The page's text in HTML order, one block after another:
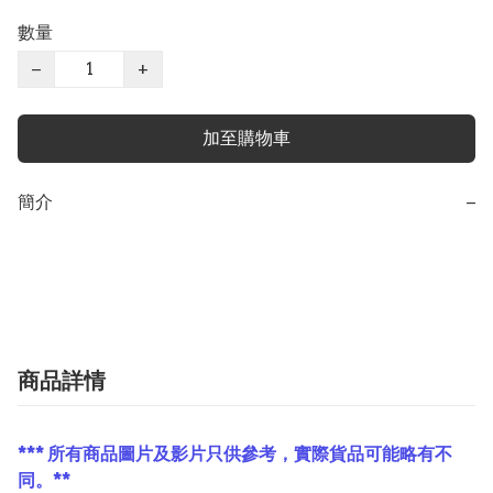
數量
−
+
加至購物車
簡介 −
商品詳情
*** 所有商品圖片及影片只供參考，實際貨品可能略有不
同。**